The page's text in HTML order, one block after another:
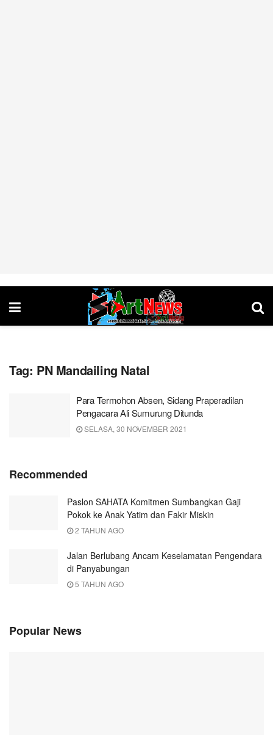
Tag: PN Mandailing Natal
Para Termohon Absen, Sidang Praperadilan
Pengacara Ali Sumurung Ditunda
SELASA, 30 NOVEMBER 2021
Recommended
Paslon SAHATA Komitmen Sumbangkan Gaji
Pokok ke Anak Yatim dan Fakir Miskin
2 TAHUN AGO
Jalan Berlubang Ancam Keselamatan Pengendara
di Panyabungan
5 TAHUN AGO
Popular News